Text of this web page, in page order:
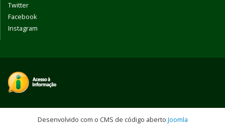
Twitter
Facebook
Instagram
Desenvolvido com o CMS de código aberto Joomla